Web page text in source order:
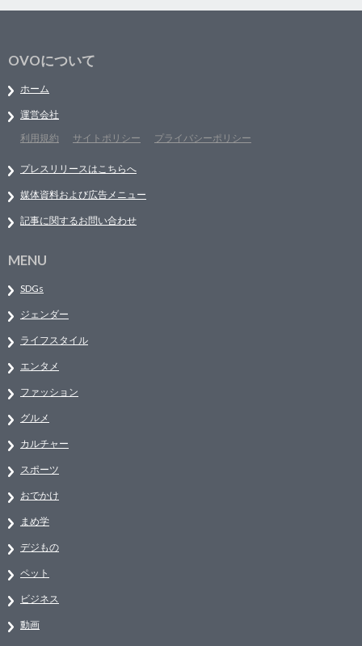
OVOについて
ホーム
運営会社
利用規約
サイトポリシー プライバシーポリシー
プレスリリースはこちらへ
媒体資料および広告メニュー
記事に関するお問い合わせ
MENU
SDGs
ジェンダー
ライフスタイル
エンタメ
ファッション
グルメ
カルチャー
スポーツ
おでかけ
まめ学
デジもの
ペット
ビジネス
動画